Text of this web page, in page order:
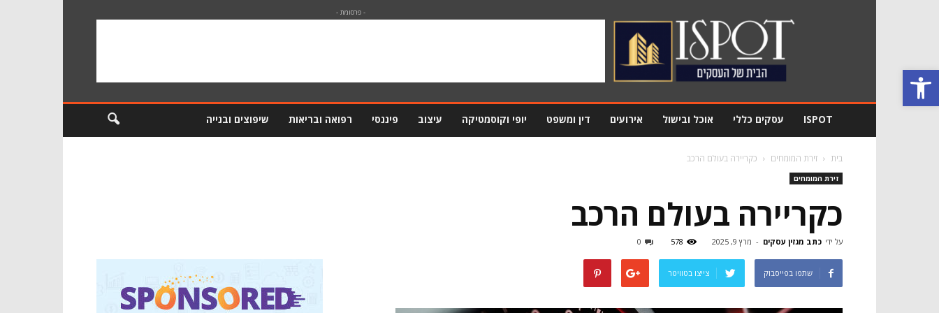
פתח סרגל נגישות
מגזין
Ispot
- פרסומת -
ISPOT עסקים כללי אוכל ובישול אירועים דין ומשפט יופי וקוסמטיקה עיצוב פיננסי רפואה ובריאות שיפוצים ובנייה
בית זירת המומחים כקריירה בעולם הרכב
זירת המומחים
כקריירה בעולם הרכב
על ידי כתב מגזין עסקים - מרץ 9, 2025 578
0
שתפו בפייסבוק צייצו בטוויטר